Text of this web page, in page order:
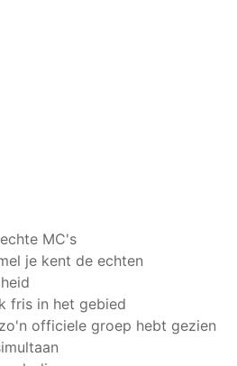
MC's
je kent de echten
fris in het gebied
officiele groep hebt gezien